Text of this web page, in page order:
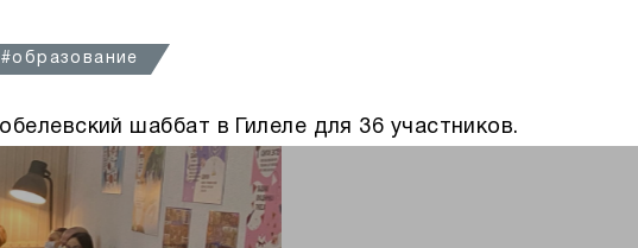
#образование
шаббат в Гилеле для 36 участников.